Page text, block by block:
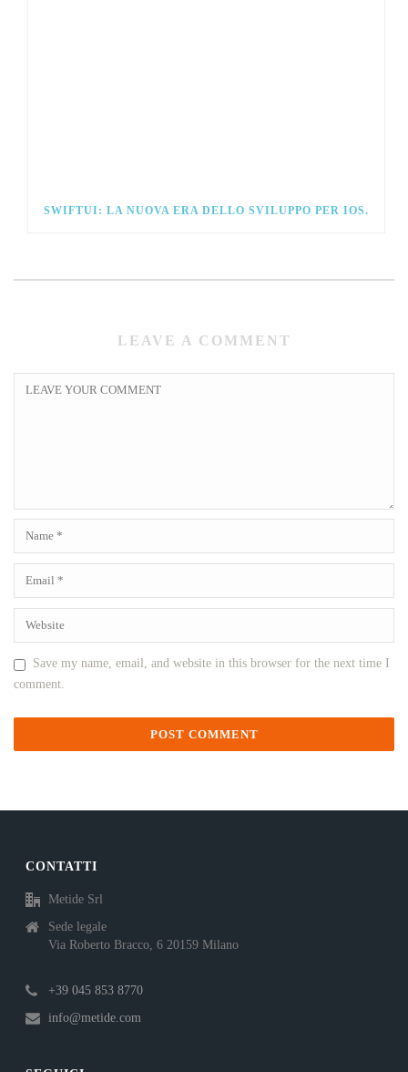
SWIFTUI: LA NUOVA ERA DELLO SVILUPPO PER IOS.
LEAVE A COMMENT
Save my name, email, and website in this browser for the next time I
comment.
CONTATTI
Metide Srl
Sede legale
Via Roberto Bracco, 6 20159 Milano
+39 045 853 8770
info@metide.com